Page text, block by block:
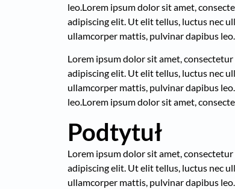
leo. Lorem ipsum dolor sit amet,
adipiscing elit. Ut elit tellus, luctus nec
ullamcorper mattis, pulvinar dapibus leo.
Lorem ipsum dolor sit amet,
adipiscing elit. Ut elit tellus, luctus nec
ullamcorper mattis, pulvinar dapibus leo.
leo.Lorem ipsum dolor sit amet,
Podtytuł
Lorem ipsum dolor sit amet,
adipiscing elit. Ut elit tellus, luctus nec
ullamcorper mattis, pulvinar dapibus leo.